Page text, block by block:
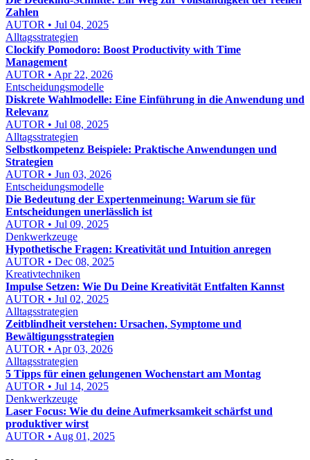
Zahlen
AUTOR • Jul 04, 2025
Alltagsstrategien
Clockify Pomodoro: Boost Productivity with Time
Management
AUTOR • Apr 22, 2026
Entscheidungsmodelle
Diskrete Wahlmodelle: Eine Einführung in die Anwendung und
Relevanz
AUTOR • Jul 08, 2025
Alltagsstrategien
Selbstkompetenz Beispiele: Praktische Anwendungen und
Strategien
AUTOR • Jun 03, 2026
Entscheidungsmodelle
Die Bedeutung der Expertenmeinung: Warum sie für
Entscheidungen unerlässlich ist
AUTOR • Jul 09, 2025
Denkwerkzeuge
Hypothetische Fragen: Kreativität und Intuition anregen
AUTOR • Dec 08, 2025
Kreativtechniken
Impulse Setzen: Wie Du Deine Kreativität Entfalten Kannst
AUTOR • Jul 02, 2025
Alltagsstrategien
Zeitblindheit verstehen: Ursachen, Symptome und
Bewältigungsstrategien
AUTOR • Apr 03, 2026
Alltagsstrategien
5 Tipps für einen gelungenen Wochenstart am Montag
AUTOR • Jul 14, 2025
Denkwerkzeuge
Laser Focus: Wie du deine Aufmerksamkeit schärfst und
produktiver wirst
AUTOR • Aug 01, 2025